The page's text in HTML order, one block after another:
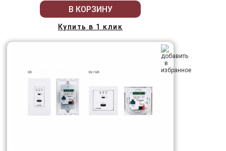
В КОРЗИНУ
Купить в 1 клик